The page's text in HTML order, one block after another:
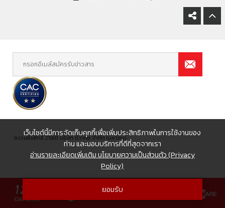
สงวนลิขสิทธิ์ 2560 บริษัท ชีวาทัย จำกัด (มหาชน)
เว็บไซต์นี้มีการจัดเก็บคุกกี้เพื่อเพิ่มประสิทธิภาพในการใช้งานของ
ท่าน และมอบบริการที่ดีที่สุดจากเรา
อ่านรายละเอียดเพิ่มเติม นโยบายความเป็นส่วนตัว (Privacy
Policy)
ยอมรับ